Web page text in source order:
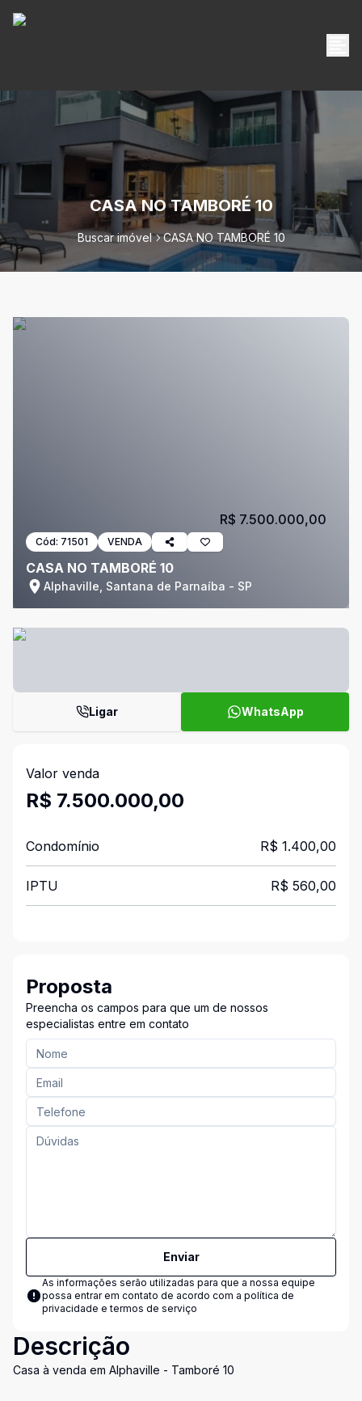
CASA NO TAMBORÉ 10
Buscar imóvel CASA NO TAMBORÉ 10
Cód: 71501 VENDA
CASA NO TAMBORÉ 10
Alphaville, Santana de Parnaíba - SP
R$ 7.500.000,00
Ligar WhatsApp
Valor venda
R$ 7.500.000,00
Condomínio R$ 1.400,00
IPTU R$ 560,00
Proposta
Preencha os campos para que um de nossos
especialistas entre em contato
Enviar
As informações serão utilizadas para que a nossa equipe
possa entrar em contato de acordo com a política de
privacidade e termos de serviço
Descrição
Casa à venda em Alphaville - Tamboré 10